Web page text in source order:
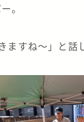
。
ますね～」と話